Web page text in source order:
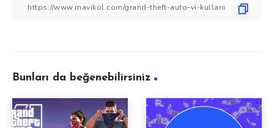
Bunları da beğenebilirsiniz